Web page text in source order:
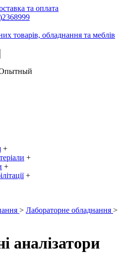
та оплата
Опытный
+
+
+
+
> Лабораторне обладнання >
аналізатори